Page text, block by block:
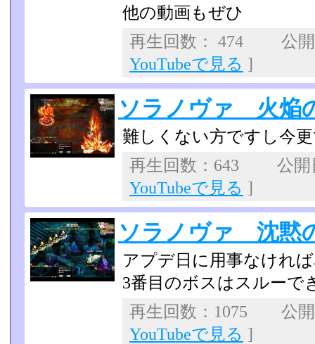
他の動画もぜひ
再生回数： 474 公
YouTubeで見る ]
ソラノヴァ 火焔
難しくない方ですし今
再生回数：643 公
YouTubeで見る ]
ソラノヴァ 沈黙
アプデ日に用事なけれ
3番目のボスはスルーで
再生回数：1075 公
YouTubeで見る ]